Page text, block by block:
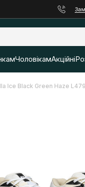
ЧоловікамАкційні
Ice Black Green Haze